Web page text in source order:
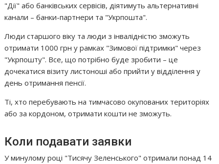
"‎Дії"‎ або банківських сервісів, діятимуть альтернативні
канали – банки-партнери та "‎Укрпошта"‎.
Люди старшого віку та люди з інвалідністю зможуть
отримати 1000 грн у рамках "‎Зимової підтримки"‎ через
"‎Укрпошту"‎. Все, що потрібно буде зробити – це
дочекатися візиту листоноші або прийти у відділення у
день отримання пенсії.
Ті, хто перебувають на тимчасово окупованих територіях
або за кордоном, отримати кошти не зможуть.
Коли подавати заявки
У минулому році "Тисячу Зеленського" отримали понад 14